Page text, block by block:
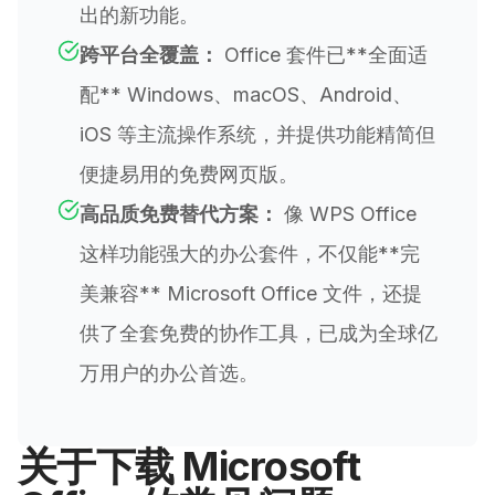
出的新功能。
跨平台全覆盖：
Office 套件已**全面适
配** Windows、macOS、Android、
iOS 等主流操作系统，并提供功能精简但
便捷易用的免费网页版。
高品质免费替代方案： 像 WPS Office
这样功能强大的办公套件，不仅能**完
美兼容** Microsoft Office 文件，还提
供了全套免费的协作工具，已成为全球亿
万用户的办公首选。
关于下载 Microsoft